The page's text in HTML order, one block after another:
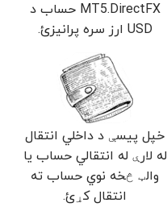
MT5.DirectFX حساب د
USD ارز سره پرانیزئ.
خپل پیسې د داخلي انتقال
له لارې له انتقالي حساب یا
والټ څخه نوي حساب ته
انتقال کړئ.